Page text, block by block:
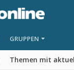
Themen mit
GRUPPEN